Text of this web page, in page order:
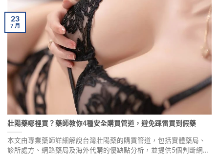
壯陽藥哪裡買？藥師教你4種安全購買管道，避免踩雷買到假藥
本文由專業藥師詳細解說台灣壯陽藥的購買管道，包括實體藥局、
診所處方、網路藥局及海外代購的優缺點分析，並提供5個判斷網站
23
7月